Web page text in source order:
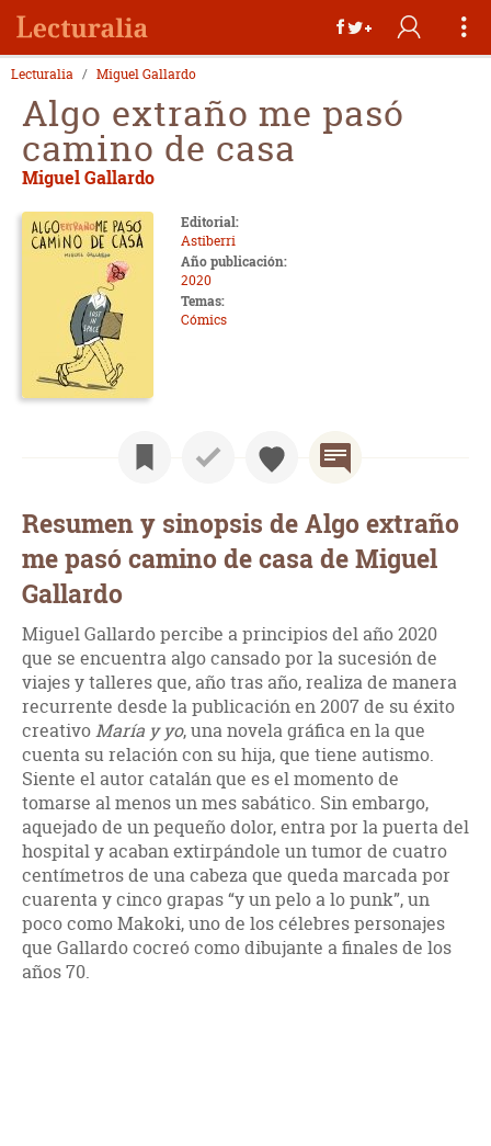
Lecturalia Miguel Gallardo
Algo extraño me pasó
camino de casa
Miguel Gallardo
Editorial:
Astiberri
Año publicación:
2020
Temas:
Cómics
Resumen y sinopsis de Algo extraño
me pasó camino de casa de Miguel
Gallardo
Miguel Gallardo percibe a principios del año 2020
que se encuentra algo cansado por la sucesión de
viajes y talleres que, año tras año, realiza de manera
recurrente desde la publicación en 2007 de su éxito
creativoMaría y yo, una novela gráfica en la que
cuenta su relación con su hija, que tiene autismo.
Siente el autor catalán que es el momento de
tomarse al menos un mes sabático. Sin embargo,
aquejado de un pequeño dolor, entra por la puerta del
hospital y acaban extirpándole un tumor de cuatro
centímetros de una cabeza que queda marcada por
cuarenta y cinco grapas “y un pelo a lo punk”, un
poco como Makoki, uno de los célebres personajes
que Gallardo cocreó como dibujante a finales de los
años 70.